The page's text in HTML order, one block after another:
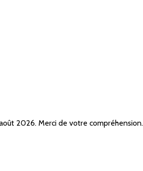
2026. Merci de votre compréhension.